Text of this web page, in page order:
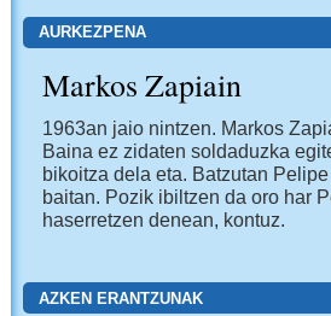
AURKEZPENA
Markos Zapiain
1963an jaio nintzen. Markos
Baina ez zidaten soldaduzka
bikoitza dela eta. Batzutan
baitan. Pozik ibiltzen da oro har
haserretzen denean, kontuz.
AZKEN ERANTZUNAK